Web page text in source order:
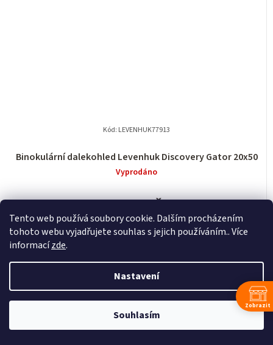
Tento web používá soubory cookie. Dalším procházením
tohoto webu vyjadřujete souhlas s jejich používáním.. Více
informacízde.
Nastavení
Souhlasím
Binokulární dalekohled Levenhuk Discovery Gator 20x50
Vyprodáno
2 058 Kč bez DPH
2 490 Kč
Kód: LEVENHUK77913
Zobrazit